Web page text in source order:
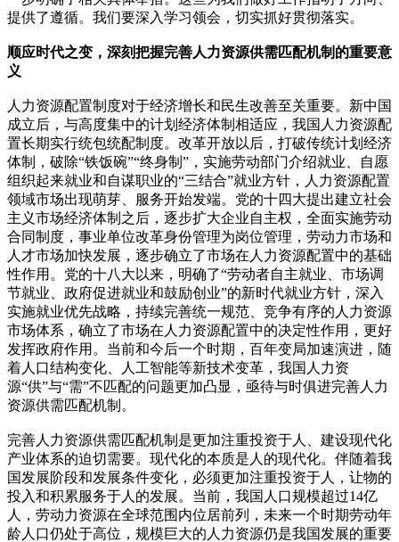
提供了遵循。我们要深入学习领会，切实抓好贯彻落实。
顺应时代之变，深刻把握完善人力资源供需匹配机制的重要意
义
人力资源配置制度对于经济增长和民生改善至关重要。新中国
成立后，与高度集中的计划经济体制相适应，我国人力资源配
置长期实行统包统配制度。改革开放以后，打破传统计划经济
体制，破除“铁饭碗”“终身制”，实施劳动部门介绍就业、自愿
组织起来就业和自谋职业的“三结合”就业方针，人力资源配置
领域市场出现萌芽、服务开始发端。党的十四大提出建立社会
主义市场经济体制之后，逐步扩大企业自主权，全面实施劳动
合同制度，事业单位改革身份管理为岗位管理，劳动力市场和
人才市场加快发展，逐步确立了市场在人力资源配置中的基础
性作用。党的十八大以来，明确了“劳动者自主就业、市场调
节就业、政府促进就业和鼓励创业”的新时代就业方针，深入
实施就业优先战略，持续完善统一规范、竞争有序的人力资源
市场体系，确立了市场在人力资源配置中的决定性作用，更好
发挥政府作用。当前和今后一个时期，百年变局加速演进，随
着人口结构变化、人工智能等新技术变革，我国人力资
源“供”与“需”不匹配的问题更加凸显，亟待与时俱进完善人力
资源供需匹配机制。
完善人力资源供需匹配机制是更加注重投资于人、建设现代化
产业体系的迫切需要。现代化的本质是人的现代化。伴随着我
国发展阶段和发展条件变化，必须更加注重投资于人，让物的
投入和积累服务于人的发展。当前，我国人口规模超过14亿
人，劳动力资源在全球范围内位居前列，未来一个时期劳动年
龄人口仍处于高位，规模巨大的人力资源仍是我国发展的重要